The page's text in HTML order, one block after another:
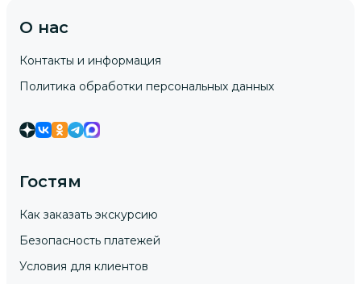
О нас
Контакты и информация
Политика обработки персональных данных
Гостям
Как заказать экскурсию
Безопасность платежей
Условия для клиентов